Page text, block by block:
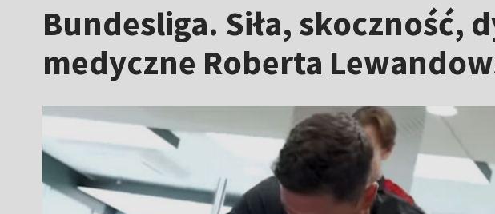
Bundesliga. Siła, skoczność,
medyczne Roberta